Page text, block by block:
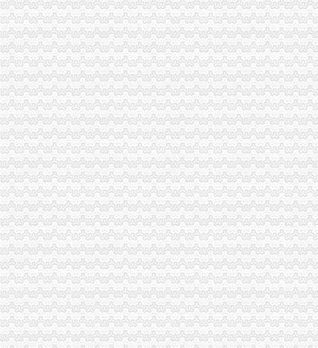
彭水局“六查六看”重庆税务注销整规范月饼经营秩序
城口县批微型企业申请人即将持照营业
石柱局三项举措加大辣椒收购市重庆税务注销场监管力度
秀山局重庆公司注销查处取缔农村地区网吧取得阶段成效
高新区局重庆分公司注销建成启用多媒体数字展示系统
万盛局开展“十廉”重庆营业执照注销活动助推基层风廉政建设
綦江县百名人大代表助推百户微型企业
双桥局双路工商所查鲜肉家禽市重庆分公司注销场保秩序
渝北局重庆公司注销四项措施提升电子商务监管水平
云局“三比三看”重庆公司注销开展争先创优活动
大渡口局重庆代办公司以机构改革为契机 积推行行政执法新机制
工商动态
大足局重庆税务注销查处一起商业贿赂案
沙坪坝局重庆税务注销认真开展房地产广告整
南岸局与公安部门构建“三项机制”重庆分公司注销推动食品安全专项整工作
江北局查处一起销售侵“牌”重庆代办公司注册商标专用权洋酒案
拓展工商职能 落实“五个更加”重庆公司注销 市召开全市工商行政管理工作会议
市局六项措施推进“双”重庆营业执照注销行动后期工作
市重庆公司注销消处迅速达贯彻全市工商工作会议精
北部新区局及时达全市重庆公司注销工商行政管理工作会议精
监察室迅速学习达全市重庆税务注销工商工作会精
全市重庆代办公司工商系统1月份第3周开展击侵知识产权和制售冒伪劣商品专
城口县新增一件重庆市重庆税务注销著名商标